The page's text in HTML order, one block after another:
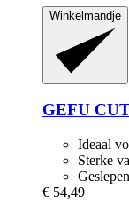
Winkelmandje
GEFU
Ideaal
Sterke
€ 54,49